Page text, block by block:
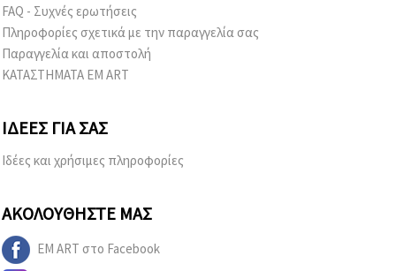
FAQ - Συχνές ερωτήσεις
Πληροφορίες σχετικά με την παραγγελία σας
Παραγγελία και αποστολή
ΚΑΤΑΣΤΗΜΑΤΑ EM ART
ΙΔΈΕΣ ΓΙΑ ΣΑΣ
Ιδέες και χρήσιμες πληροφορίες
ΑΚΟΛΟΥΘΉΣΤΕ ΜΑΣ
EM ART στο Facebook